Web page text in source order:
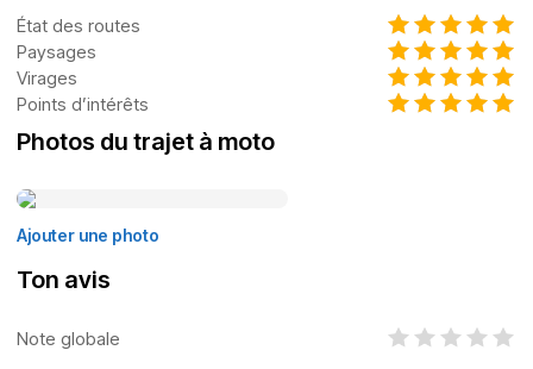
État des routes
Paysages
Virages
Points d’intérêts
Photos du trajet à moto
Ajouter une photo
Ton avis
Note globale